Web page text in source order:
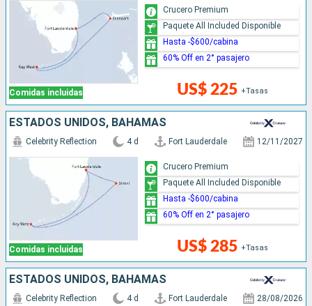
Comidas incluidas US$ 225 +Tasas
Crucero Premium
Paquete All Included Disponible
Hasta -$600/cabina
60% Off en 2° pasajero
ESTADOS UNIDOS, BAHAMAS
Comidas incluidas
Celebrity Reflection 4 d Fort Lauderdale 12/11/2027
US$ 285 +Tasas
Crucero Premium
Paquete All Included Disponible
Hasta -$600/cabina
60% Off en 2° pasajero
ESTADOS UNIDOS, BAHAMAS
Celebrity Reflection 4 d Fort Lauderdale 28/08/2026